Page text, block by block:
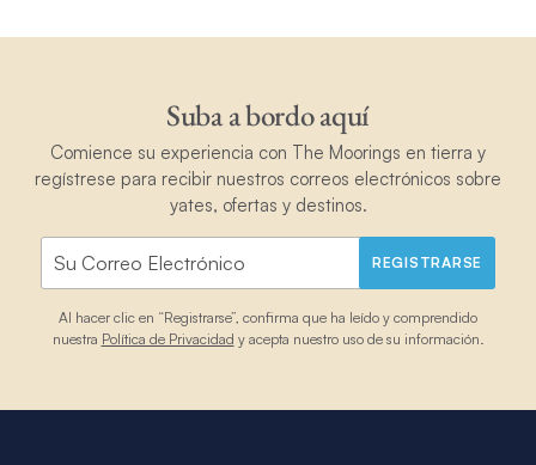
Suba a bordo aquí
Comience su experiencia con The Moorings en tierra y
regístrese para recibir nuestros correos electrónicos sobre
yates, ofertas y destinos.
REGISTRARSE
Al hacer clic en “Registrarse”, confirma que ha leído y comprendido
nuestra Política de Privacidad y acepta nuestro uso de su información.